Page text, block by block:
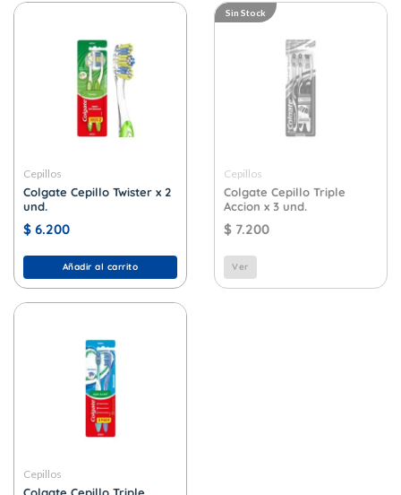
Cepillos
Colgate Cepillo Twister x 2
und.
$ 6.200
Añadir al carrito
Sin Stock
Cepillos
Colgate Cepillo Triple
Accion x 3 und.
$ 7.200
Ver
Cepillos